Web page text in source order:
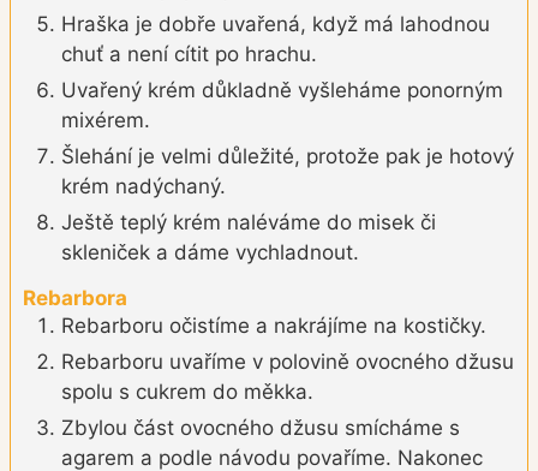
Hraška je dobře uvařená, když má lahodnou
chuť a není cítit po hrachu.
Uvařený krém důkladně vyšleháme ponorným
mixérem.
Šlehání je velmi důležité, protože pak je hotový
krém nadýchaný.
Ještě teplý krém naléváme do misek či
skleniček a dáme vychladnout.
Rebarbora
Rebarboru očistíme a nakrájíme na kostičky.
Rebarboru uvaříme v polovině ovocného džusu
spolu s cukrem do měkka.
Zbylou část ovocného džusu smícháme s
agarem a podle návodu povaříme. Nakonec